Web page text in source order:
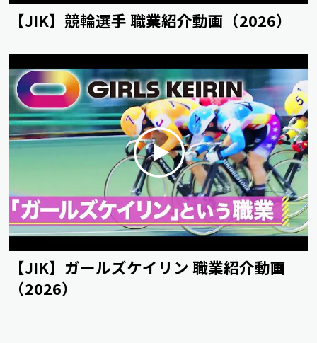
【JIK】競輪選手 職業紹介動画（2026）
【JIK】ガールズケイリン 職業紹介動画
（2026）